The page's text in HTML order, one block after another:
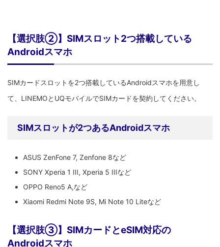
【選択肢②】SIMスロット2つ搭載している
Androidスマホ
SIMカードスロットを2つ搭載しているAndroidスマホを用意し
て、LINEMOとUQモバイルでSIMカードを契約してください。
SIMスロットが2つあるAndroidスマホ
ASUS ZenFone 7, Zenfone 8など
SONY Xperia 1 III, Xperia 5 IIIなど
OPPO Reno5 A,など
Xiaomi Redmi Note 9S, Mi Note 10 Liteなど
【選択肢③】SIMカードとeSIM対応の
Androidスマホ